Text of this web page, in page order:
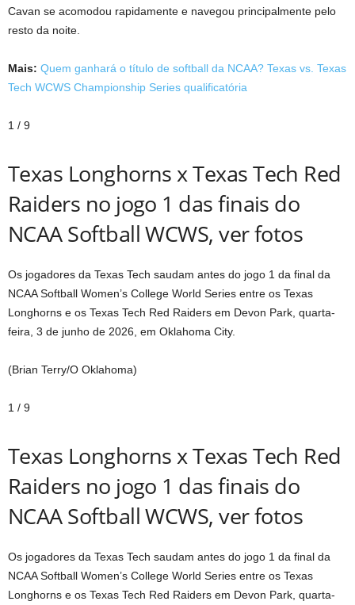
Cavan se acomodou rapidamente e navegou principalmente pelo
resto da noite.
Mais: Quem ganhará o título de softball da NCAA? Texas vs. Texas
Tech WCWS Championship Series qualificatória
1 / 9
Texas Longhorns x Texas Tech Red
Raiders no jogo 1 das finais do
NCAA Softball WCWS, ver fotos
Os jogadores da Texas Tech saudam antes do jogo 1 da final da
NCAA Softball Women’s College World Series entre os Texas
Longhorns e os Texas Tech Red Raiders em Devon Park, quarta-
feira, 3 de junho de 2026, em Oklahoma City.
(Brian Terry/O Oklahoma)
1 / 9
Texas Longhorns x Texas Tech Red
Raiders no jogo 1 das finais do
NCAA Softball WCWS, ver fotos
Os jogadores da Texas Tech saudam antes do jogo 1 da final da
NCAA Softball Women’s College World Series entre os Texas
Longhorns e os Texas Tech Red Raiders em Devon Park, quarta-